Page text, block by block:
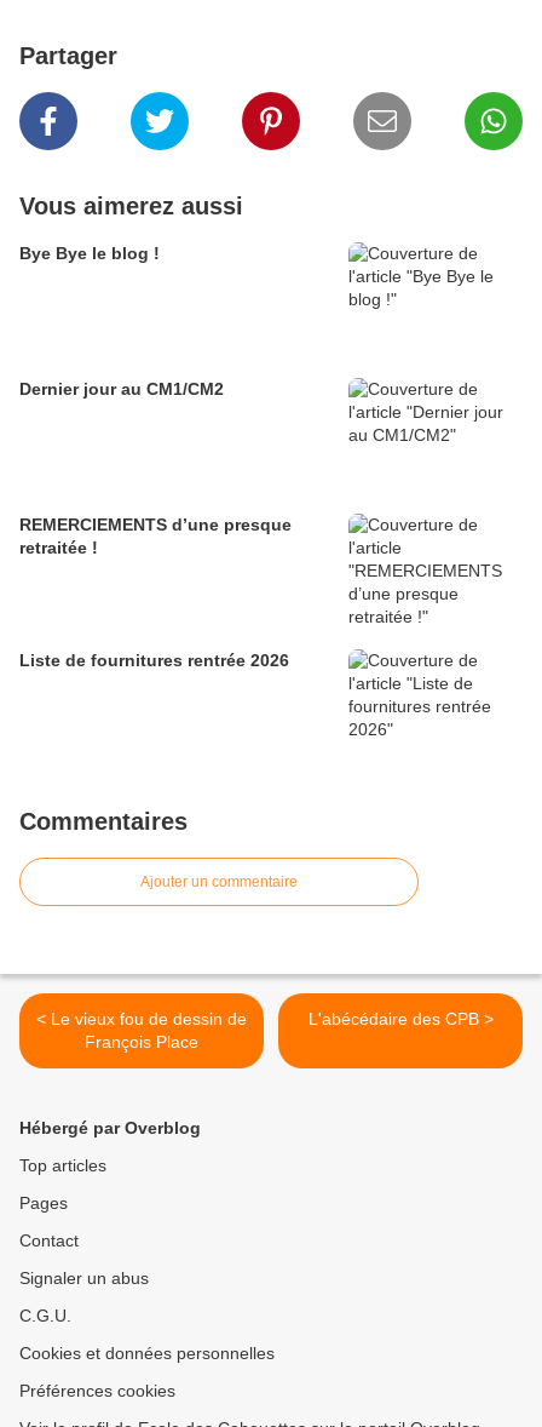
Partager
Vous aimerez aussi
Bye Bye le blog !
Dernier jour au CM1/CM2
REMERCIEMENTS d’une presque
retraitée !
Liste de fournitures rentrée 2026
Commentaires
Ajouter un commentaire
< Le vieux fou de dessin de
François Place
L'abécédaire des CPB >
Hébergé par Overblog
Top articles
Pages
Contact
Signaler un abus
C.G.U.
Cookies et données personnelles
Préférences cookies